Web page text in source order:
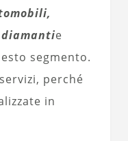
e
segmento.
perché
in